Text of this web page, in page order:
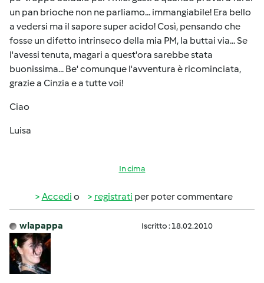
un pan brioche non ne parliamo... immangiabile! Era bello
a vedersi ma il sapore super acido! Così, pensando che
fosse un difetto intrinseco della mia PM, la buttai via... Se
l'avessi tenuta, magari a quest'ora sarebbe stata
buonissima... Be' comunque l'avventura è ricominciata,
grazie a Cinzia e a tutte voi!
Ciao
Luisa
In cima
Accedi o registrati per poter commentare
wlapappa Iscritto : 18.02.2010